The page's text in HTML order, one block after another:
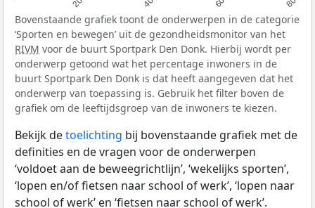
Bovenstaande grafiek toont de onderwerpen in de categorie
‘Sporten en bewegen’ uit de gezondheidsmonitor van het
RIVM voor de buurt Sportpark Den Donk. Hierbij wordt per
onderwerp getoond wat het percentage inwoners in de
buurt Sportpark Den Donk is dat heeft aangegeven dat het
onderwerp van toepassing is. Gebruik het filter boven de
grafiek om de leeftijdsgroep van de inwoners te kiezen.
Bekijk detoelichting bij bovenstaande grafiek met de
definities en de vragen voor de onderwerpen
‘voldoet aan de beweegrichtlijn’, ‘wekelijks sporten’,
‘lopen en/of fietsen naar school of werk’, ‘lopen naar
school of werk’ en ‘fietsen naar school of werk’.